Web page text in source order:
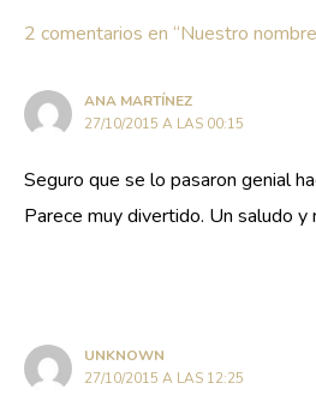
2 comentarios en “Nuestro
ANA MARTÍNEZ
27/10/2015 A LAS 00:15
Seguro que se lo pasaron genial
Parece muy divertido. Un saludo y
UNKNOWN
27/10/2015 A LAS 12:25